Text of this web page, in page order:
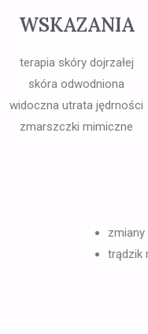
WSKAZANIA
terapia skóry dojrzałej
skóra odwodniona
widoczna utrata jędrności
zmarszczki mimiczne
trądzik